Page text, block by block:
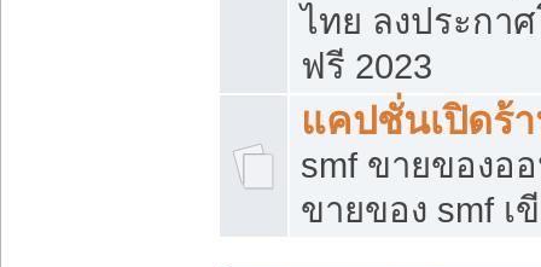
ไทย ลงประกา
ฟรี 2023
แคปชั่นเปิดร้
smf ขายของอ
ขายของ smf เ